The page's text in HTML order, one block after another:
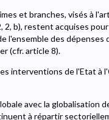
et branches, visés à
2, b), restent acquises
l'ensemble des dépenses
(cfr. article 8).
interventions de l'Etat à
avec la globalisation
à répartir